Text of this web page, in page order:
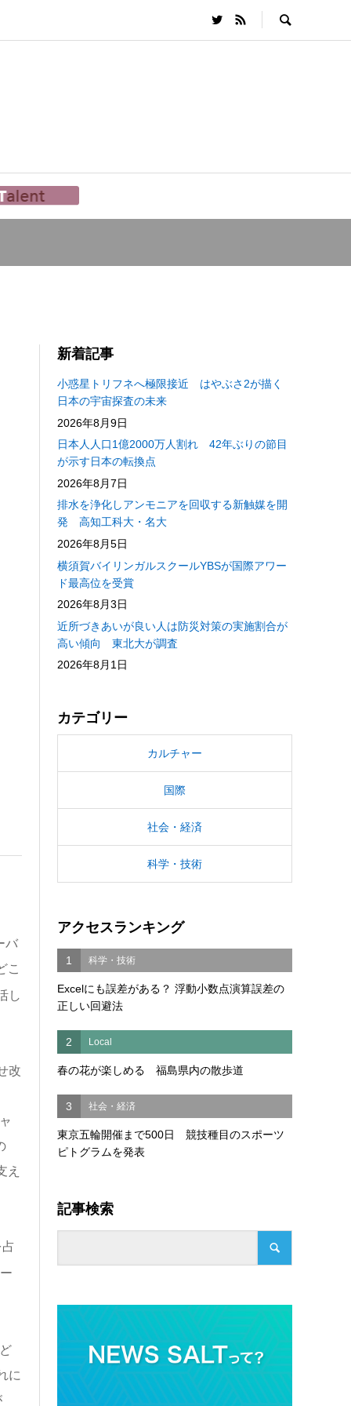
バ
こ
し
改
え
に
新着記事
小惑星トリフネへ極限接近 はやぶさ2が描く
日本の宇宙探査の未来
2026年8月9日
日本人人口1億2000万人割れ 42年ぶりの節目
が示す日本の転換点
2026年8月7日
排水を浄化しアンモニアを回収する新触媒を開
発 高知工科大・名大
2026年8月5日
横須賀バイリンガルスクールYBSが国際アワー
ド最高位を受賞
2026年8月3日
近所づきあいが良い人は防災対策の実施割合が
高い傾向 東北大が調査
2026年8月1日
カテゴリー
カルチャー
国際
社会・経済
科学・技術
アクセスランキング
1 科学・技術
Excelにも誤差がある？ 浮動小数点演算誤差の
正しい回避法
2 Local
春の花が楽しめる 福島県内の散歩道
3 社会・経済
東京五輪開催まで500日 競技種目のスポーツ
ピトグラムを発表
記事検索